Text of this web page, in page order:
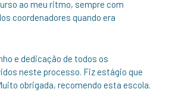
ao meu ritmo, sempre com
coordenadores quando era
e dedicação de todos os
neste processo. Fiz estágio que
obrigada, recomendo esta escola.